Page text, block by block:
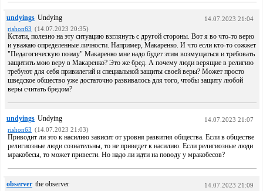
undyings Undying
14.07.2023 21:04
rishon63 (14.07.2023 20:35)
Кстати, полезно на эту ситуацию взглянуть с другой стороны. Вот я во что-то верю
и уважаю определенные личности. Например, Макаренко. И что если кто-то сожжет
"Педагогическую поэму" Макаренко мне надо будет этим возмущаться и требовать
защитить мою веру в Макаренко? Это же бред. А почему люди верящие в религию
требуют для себя привилегий и специальной защиты своей веры? Может просто
шведское общество уже достаточно развивалось для того, чтобы защиту любой
веры считать бредом?
undyings Undying
14.07.2023 21:07
rishon63 (14.07.2023 21:03)
Приводит ли это к насилию зависит от уровня развития общества. Если в обществе
религиозные люди сознательны, то не приведет к насилию. Если религиозные люди
мракобесы, то может привести. Но надо ли идти на поводу у мракобесов?
observer the observer
14.07.2023 21:09